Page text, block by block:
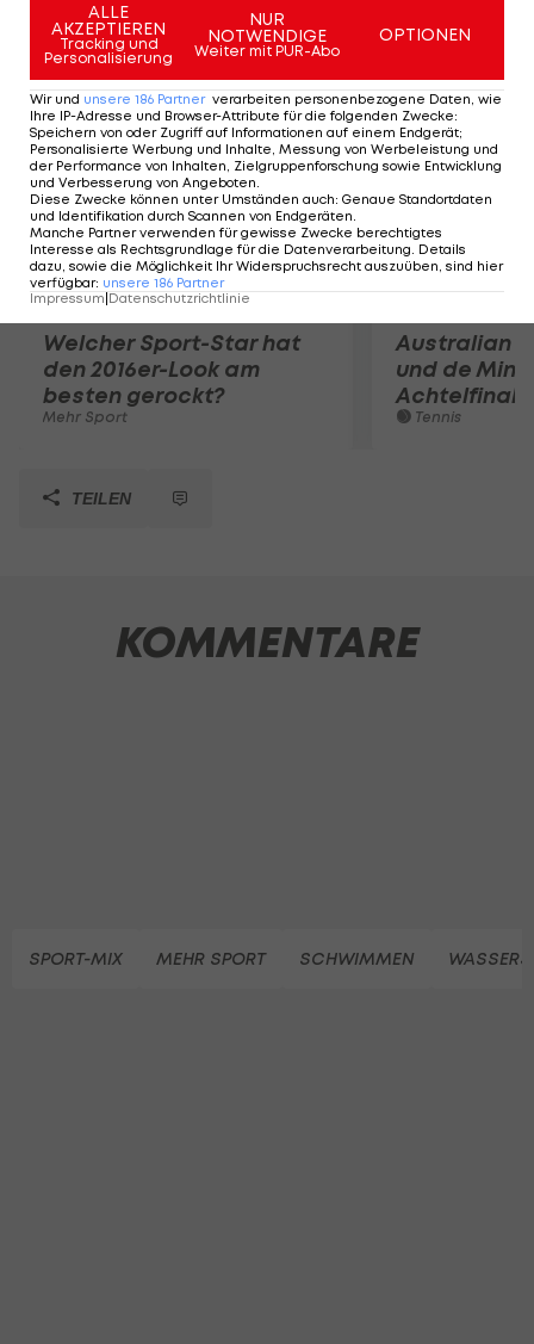
Mehr zum Thema
Welcher Sport-Star hat
den 2016er-Look am
besten gerockt?
Mehr Sport
Australian
und de
Tennis
TEILEN
KOMMENTARE
SPORT-MIX MEHR SPORT SCHWIMMEN
ALLE
AKZEPTIEREN
Tracking und
Personalisierung
NUR
NOTWENDIGE
Weiter mit PUR-Abo
OPTIONEN
Wir und unsere 186 Partner verarbeiten personenbezogene Daten, wie
Ihre IP-Adresse und Browser-Attribute für die folgenden Zwecke:
Speichern von oder Zugriff auf Informationen auf einem Endgerät;
Personalisierte Werbung und Inhalte, Messung von Werbeleistung und
der Performance von Inhalten, Zielgruppenforschung sowie Entwicklung
und Verbesserung von Angeboten.
Diese Zwecke können unter Umständen auch: Genaue Standortdaten
und Identifikation durch Scannen von Endgeräten.
Manche Partner verwenden für gewisse Zwecke berechtigtes
Interesse als Rechtsgrundlage für die Datenverarbeitung. Details
dazu, sowie die Möglichkeit Ihr Widerspruchsrecht auszuüben, sind hier
verfügbar: unsere 186 Partner
Impressum Datenschutzrichtlinie